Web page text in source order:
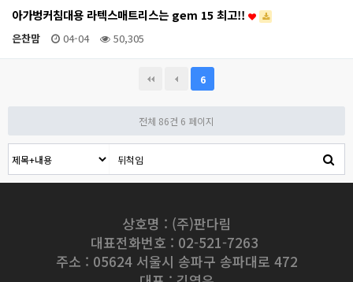
아가벙커침대용 라텍스매트리스는 gem 15 최고!!
은찬맘 04-04 50,305
6
전체 86건 6 페이지
상호명 : (주)판다림
대표전화번호 : 02-521-7263
주소 : 05624 서울시 송파구 송파대로 472